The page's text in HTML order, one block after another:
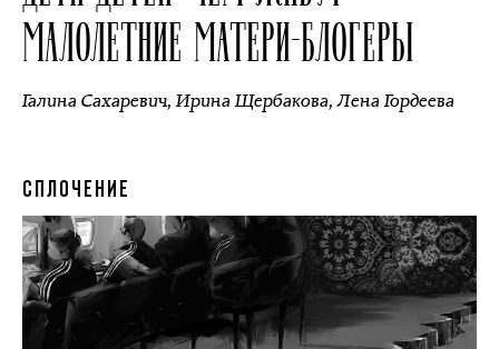
МАЛОЛЕТНИЕ МАТЕРИ-БЛОГЕРЫ
Галина Сахаревич,Ирина Щербакова,Лена Гордеева
СПЛОЧЕНИЕ